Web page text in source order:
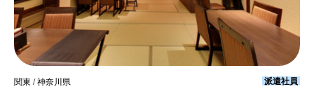
関東 / 神奈川県 派遣社員